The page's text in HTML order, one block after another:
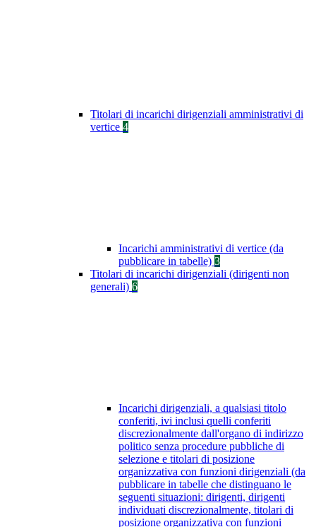
Titolari di incarichi dirigenziali amministrativi di
vertice 4
Incarichi amministrativi di vertice (da
pubblicare in tabelle) 3
Titolari di incarichi dirigenziali (dirigenti non
generali) 6
Incarichi dirigenziali, a qualsiasi titolo
conferiti, ivi inclusi quelli conferiti
discrezionalmente dall'organo di indirizzo
politico senza procedure pubbliche di
selezione e titolari di posizione
organizzativa con funzioni dirigenziali (da
pubblicare in tabelle che distinguano le
seguenti situazioni: dirigenti, dirigenti
individuati discrezionalmente, titolari di
posizione organizzativa con funzioni